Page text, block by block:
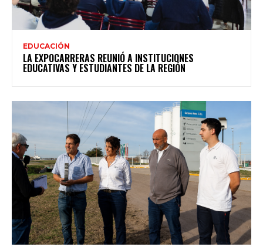
EDUCACIÓN
LA EXPOCARRERAS REUNIÓ A INSTITUCIONES
EDUCATIVAS Y ESTUDIANTES DE LA REGIÓN